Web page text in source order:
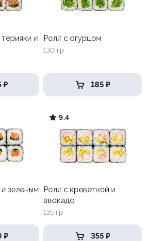
и
₽
Ролл с огурцом
130 гр
185 ₽
зеленым
₽
9.4
Ролл с креветкой и
авокадо
135 гр
355 ₽